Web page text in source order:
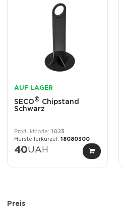
AUF LAGER
SECO® Chipstand
Schwarz
1023
18080300
40UAH
Preis